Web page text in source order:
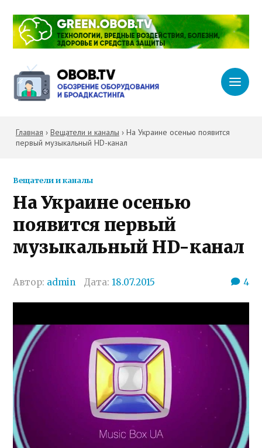
Главная › Вещатели и каналы › На Украине осенью появится
первый музыкальный HD-канал
Вещатели и каналы
На Украине осенью
появится первый
музыкальный HD-канал
Автор: admin Дата:18.07.2015 4